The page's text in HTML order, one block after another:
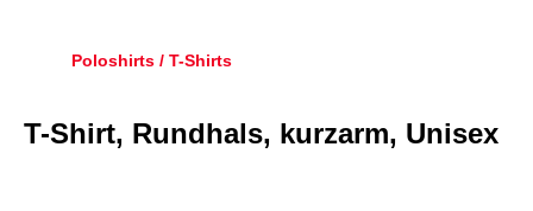
Poloshirts / T-Shirts
T-Shirt, Rundhals, kurzarm, Unisex